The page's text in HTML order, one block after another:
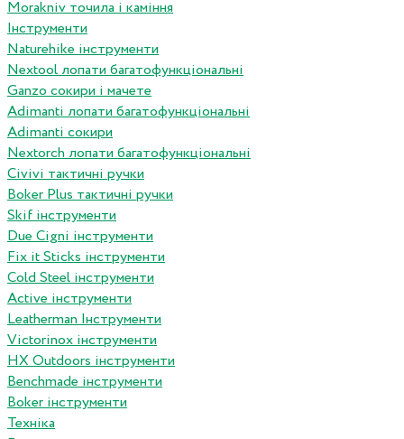
Morakniv точила і каміння
Інструменти
Naturehike інструменти
Nextool лопати багатофункціональні
Ganzo сокири і мачете
Adimanti лопати багатофункціональні
Adimanti сокири
Nextorch лопати багатофункціональні
Сivivi тактичні ручки
Boker Plus тактичні ручки
Skif інструменти
Due Cigni інструменти
Fix it Sticks інструменти
Сold Steel інструменти
Active інструменти
Leatherman Інструменти
Victorinox інструменти
HX Outdoors інструменти
Benchmade інструменти
Boker інструменти
Техніка